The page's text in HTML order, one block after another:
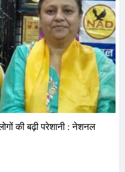
की बढ़ी परेशानी : नेशनल